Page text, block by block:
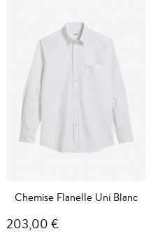
Chemise Flanelle Uni Blanc
203,00 €